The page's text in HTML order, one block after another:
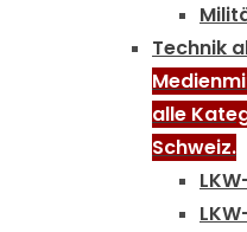
Technik
alle
Schweiz.